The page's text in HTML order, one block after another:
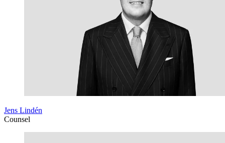
Jens Lindén
Counsel